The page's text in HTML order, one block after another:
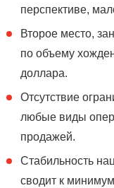
перспективе,
Второе место,
по объему
доллара.
Отсутствие
любые виды
продажей.
Стабильность
сводит к